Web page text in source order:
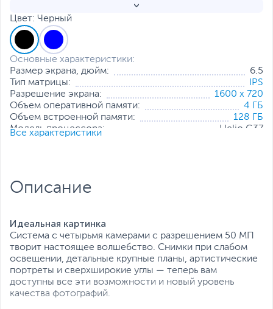
Цвет: Черный
Основные характеристики:
Размер экрана, дюйм:
6.5
Тип матрицы:
IPS
Разрешение экрана:
1600 x 720
Объем оперативной памяти:
4 ГБ
Объем встроенной памяти:
128 ГБ
Модель процессора:
Helio G37
Тип SIM-карты:
Все характеристики
Описание
Идеальная картинка
Система с четырьмя камерами с разрешением 50 МП
творит настоящее волшебство. Снимки при слабом
освещении, детальные крупные планы, артистические
портреты и сверхширокие углы — теперь вам
доступны все эти возможности и новый уровень
качества фотографий.